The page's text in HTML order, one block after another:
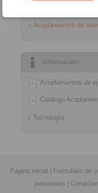
Acoplamientos de
Información
Acoplamientos de
Catálogo
Tecnología
Página inicial Formulario de
personales